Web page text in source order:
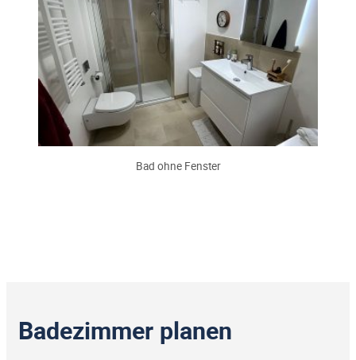
Bad ohne Fenster
Badezimmer planen